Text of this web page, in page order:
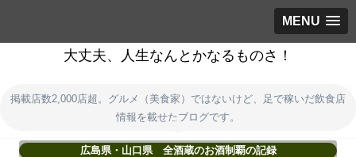
MENU
大丈夫、人生なんとかなるものさ！
掲載店数2,000店超。グルメ（美食家）ではないけど、足で稼いだ飲食店
情報を載せたブログです。
広島県・山口県 全酒蔵のお酒制覇の記録